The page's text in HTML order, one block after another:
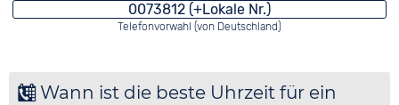
0073812 (+Lokale Nr.)
Telefonvorwahl (von Deutschland)
Wann ist die beste Uhrzeit für ein